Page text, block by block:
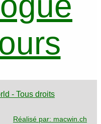
- Tous droits
Réalisé par: macwin.ch